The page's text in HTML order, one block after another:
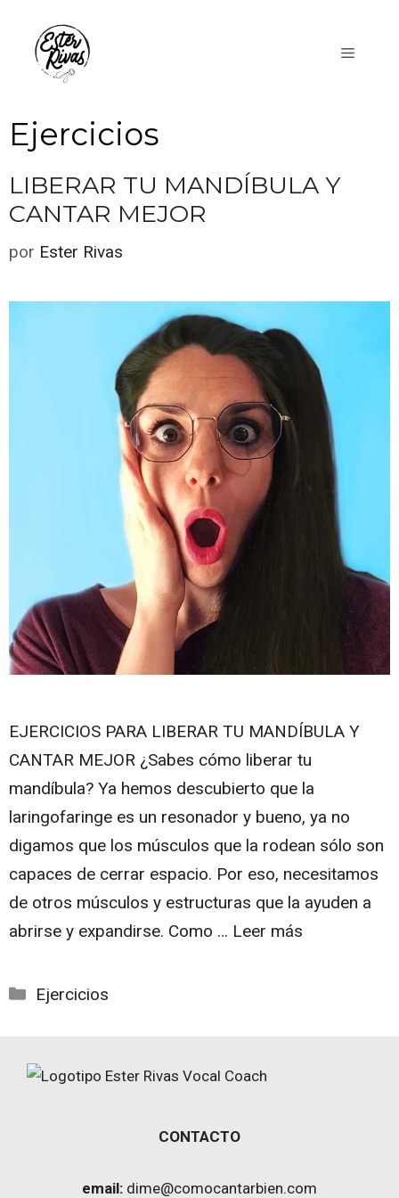
contenido
Menú
Ejercicios
LIBERAR TU MANDÍBULA Y
CANTAR MEJOR
por Ester Rivas
EJERCICIOS PARA LIBERAR TU MANDÍBULA Y
CANTAR MEJOR ¿Sabes cómo liberar tu
mandíbula? Ya hemos descubierto que la
laringofaringe es un resonador y bueno, ya no
digamos que los músculos que la rodean sólo son
capaces de cerrar espacio. Por eso, necesitamos
de otros músculos y estructuras que la ayuden a
abrirse y expandirse. Como … Leer más
Categorías
Ejercicios
CONTACTO
email: dime@comocantarbien.com